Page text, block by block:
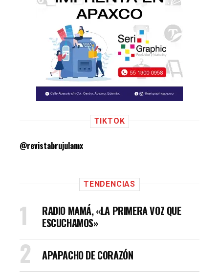
TIKTOK
@revistabrujulamx
TENDENCIAS
RADIO MAMÁ, «LA PRIMERA VOZ QUE
ESCUCHAMOS»
APAPACHO DE CORAZÓN